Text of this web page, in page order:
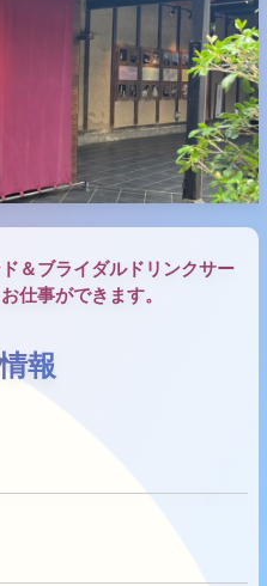
＆ブライダルドリンクサー
仕事ができます。
報